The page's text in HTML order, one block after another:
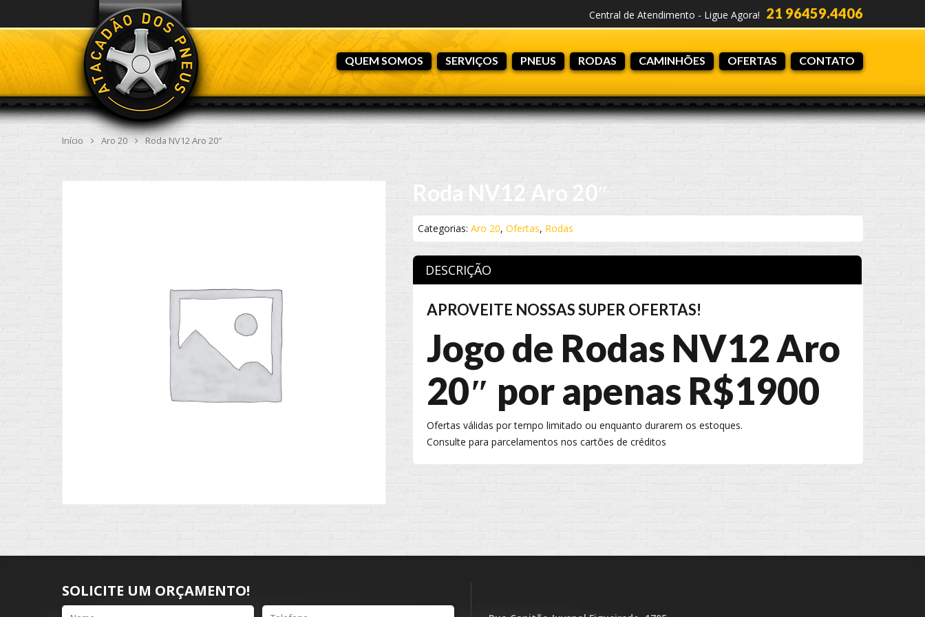
Central de Atendimento - Ligue Agora! 21 96459.4406
QUEM SOMOS SERVIÇOS PNEUS RODAS CAMINHÕES OFERTAS CONTATO
Início Aro 20 Roda NV12 Aro 20″
Roda NV12 Aro 20″
Categorias: Aro 20, Ofertas, Rodas
DESCRIÇÃO
APROVEITE NOSSAS SUPER OFERTAS!
Jogo de Rodas NV12 Aro
20″ por apenas R$1900
Ofertas válidas por tempo limitado ou enquanto durarem os estoques.
Consulte para parcelamentos nos cartões de créditos
SOLICITE UM ORÇAMENTO!